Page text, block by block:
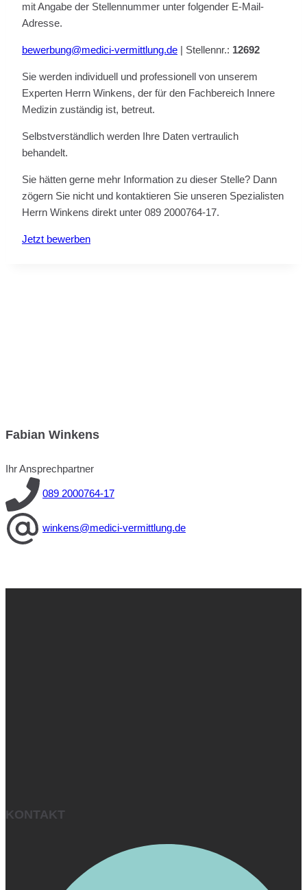
mit Angabe der Stellennummer unter folgender E-Mail-
Adresse.
bewerbung@medici-vermittlung.de | Stellennr.: 12692
Sie werden individuell und professionell von unserem
Experten Herrn Winkens, der für den Fachbereich Innere
Medizin zuständig ist, betreut.
Selbstverständlich werden Ihre Daten vertraulich
behandelt.
Sie hätten gerne mehr Information zu dieser Stelle? Dann
zögern Sie nicht und kontaktieren Sie unseren Spezialisten
Herrn Winkens direkt unter 089 2000764-17.
Jetzt bewerben
Fabian Winkens
Ihr Ansprechpartner
089 2000764-17
winkens@medici-vermittlung.de
KONTAKT